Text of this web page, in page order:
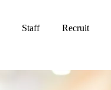
Staff Recruit